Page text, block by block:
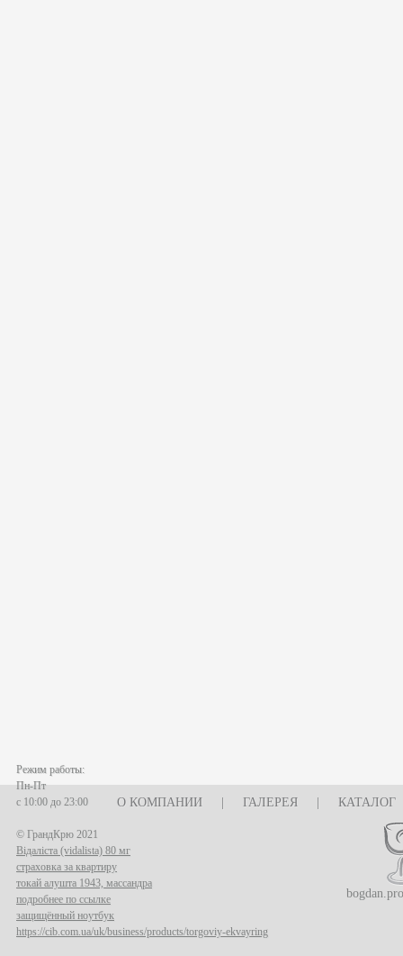
О КОМПАНИИ ГАЛЕРЕЯ КАТАЛОГ
Режим работы:
Пн-Пт
с 10:00 до 23:00
© ГрандКрю 2021
Відаліста (vidalista) 80 мг
страховка за квартиру
токай алушта 1943, массандра
подробнее по ссылке
защищённый ноутбук
https://cib.com.ua/uk/business/products/torgoviy-ekvayring